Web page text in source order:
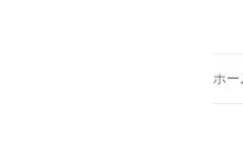
へ
ホー